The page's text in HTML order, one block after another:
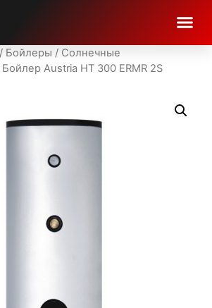
/ Бойлеры / Солнечные
Бойлер Austria HT 300 ERMR 2S